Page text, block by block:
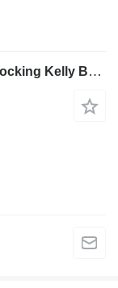
Bauer BG26 2016 Piling Rig with Interlocking Kelly Bar 394-3x17 - For